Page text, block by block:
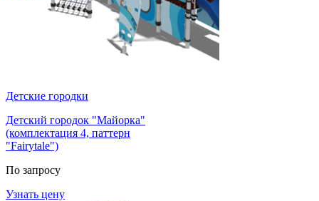
Детские городки
Детский городок "Майорка"
(комплектация 4, паттерн
"Fairytale")
По запросу
Узнать цену